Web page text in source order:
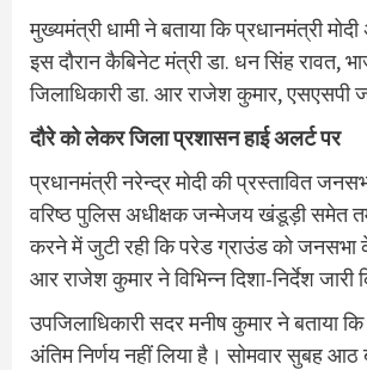
मुख्यमंत्री धामी ने बताया कि प्रधानमंत्री
इस दौरान कैबिनेट मंत्री डा. धन सिंह
जिलाधिकारी डा. आर राजेश कुमार,
दौरे को लेकर जिला प्रशासन हाई अलर्ट पर
प्रधानमंत्री नरेन्द्र मोदी की प्रस्तावित
वरिष्ठ पुलिस अधीक्षक जन्मेजय खंडूड़ी समेत
करने में जुटी रही कि परेड ग्राउंड को जनसभा
आर राजेश कुमार ने विभिन्न दिशा-निर्देश जारी
उपजिलाधिकारी सदर मनीष कुमार ने
अंतिम निर्णय नहीं लिया है। सोमवार सुबह